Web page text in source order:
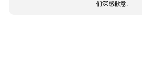
们深感歉意.